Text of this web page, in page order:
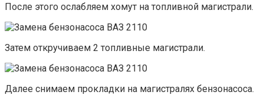
После этого ослабляем хомут на топливной магистрали.
Затем откручиваем 2 топливные магистрали.
Далее снимаем прокладки на магистралях бензонасоса.